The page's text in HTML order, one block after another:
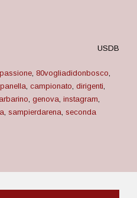
USDB
, 80vogliadidonbosco,
, campionato, dirigenti,
, genova, instagram,
, sampierdarena, seconda